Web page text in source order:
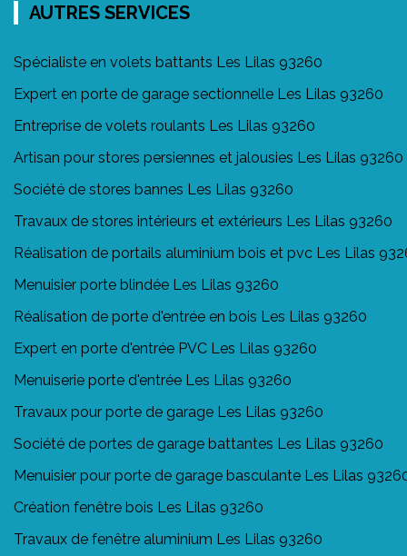
AUTRES SERVICES
Spécialiste en volets battants Les Lilas 93260
Expert en porte de garage sectionnelle Les Lilas 93260
Entreprise de volets roulants Les Lilas 93260
Artisan pour stores persiennes et jalousies Les Lilas 93260
Société de stores bannes Les Lilas 93260
Travaux de stores intérieurs et extérieurs Les Lilas 93260
Réalisation de portails aluminium bois et pvc Les Lilas
Menuisier porte blindée Les Lilas 93260
Réalisation de porte d'entrée en bois Les Lilas 93260
Expert en porte d'entrée PVC Les Lilas 93260
Menuiserie porte d'entrée Les Lilas 93260
Travaux pour porte de garage Les Lilas 93260
Société de portes de garage battantes Les Lilas 93260
Menuisier pour porte de garage basculante Les Lilas
Création fenêtre bois Les Lilas 93260
Travaux de fenêtre aluminium Les Lilas 93260